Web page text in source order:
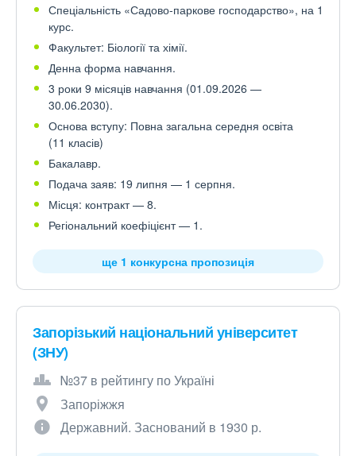
Спеціальність «Садово-паркове господарство», на 1
курс.
Факультет: Біології та хімії.
Денна форма навчання.
3 роки 9 місяців навчання (01.09.2026 —
30.06.2030).
Основа вступу: Повна загальна середня освіта
(11 класів)
Бакалавр.
Подача заяв: 19 липня — 1 серпня.
Місця: контракт — 8.
Регіональний коефіцієнт — 1.
ще 1 конкурсна пропозиція
Запорізький національний університет
(ЗНУ)
№37 в рейтингу по Україні
Запоріжжя
Державний. Заснований в 1930 р.